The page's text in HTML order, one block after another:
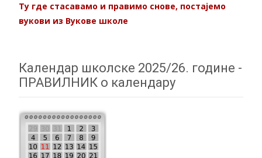
Ту где стасавамо и правимо снове, постајемо
вукови из Вукове школе
Календар школске 2025/26. године -
ПРАВИЛНИК о календару